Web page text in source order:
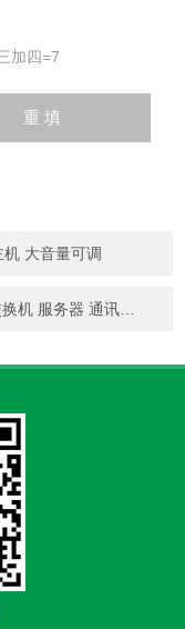
加四=7
大音量可调
服务器 通讯主机